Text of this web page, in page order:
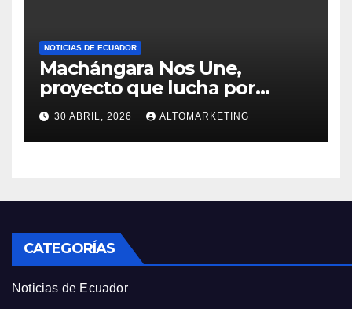
NOTICIAS DE ECUADOR
Machángara Nos Une,
proyecto que lucha por
salvar al río contaminado de
Quito
30 ABRIL, 2026 ALTOMARKETING
CATEGORÍAS
Noticias de Ecuador